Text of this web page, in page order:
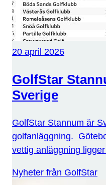
20 april 2026
GolfStar
Sverige
GolfStar Stannum är
golfanläggning.
vettig anläggning
Nyheter från GolfStar